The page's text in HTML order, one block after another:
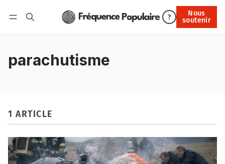
?
Nous
soutenir
Nous soutenir
parachutisme
1 ARTICLE